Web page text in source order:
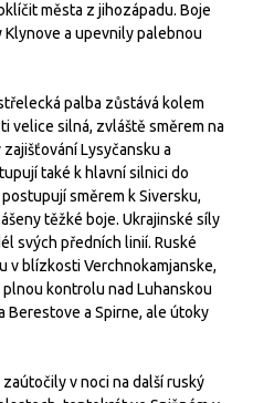
města z jihozápadu. Boje
a upevnily palebnou
palba zůstává kolem
velice silná, zvláště směrem na
Lysyčansku a
také k hlavní silnici do
směrem k Siversku,
těžké boje. Ukrajinské síly
svých předních linií. Ruské
v blízkosti Verchnokamjanske,
kontrolu nad Luhanskou
Berestove a Spirne, ale útoky
v noci na další ruský